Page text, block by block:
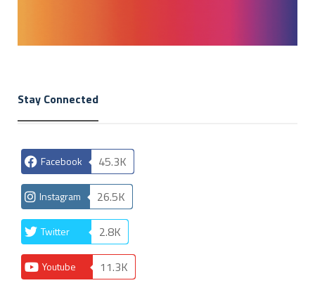
Stay Connected
Facebook 45.3K
Instagram 26.5K
Twitter 2.8K
Youtube 11.3K